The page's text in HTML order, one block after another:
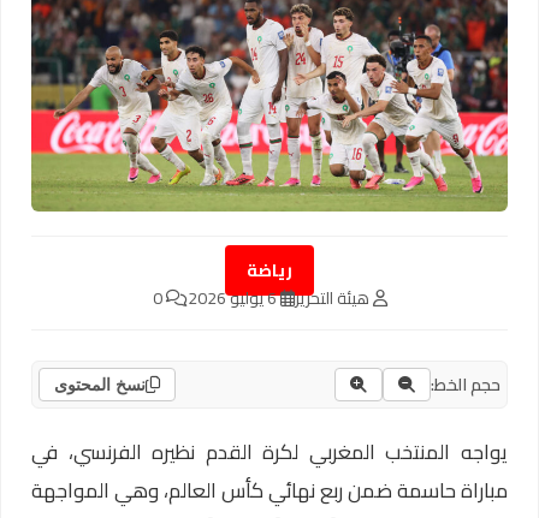
رياضة
هيئة التحرير 6 يوليو 2026 0
حجم الخط: نسخ المحتوى
يواجه المنتخب المغربي لكرة القدم نظيره الفرنسي، في
مباراة حاسمة ضمن ربع نهائي كأس العالم، وهي المواجهة